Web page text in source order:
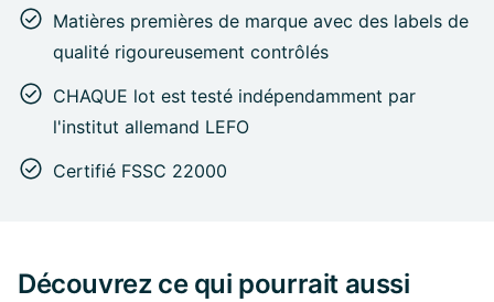
Matières premières de marque avec des labels de
qualité rigoureusement contrôlés
CHAQUE lot est testé indépendamment par
l'institut allemand LEFO
Certifié FSSC 22000
Découvrez ce qui pourrait aussi